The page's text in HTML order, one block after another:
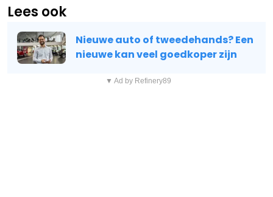
Lees ook
Nieuwe auto of tweedehands? Een
nieuwe kan veel goedkoper zijn
▼ Ad by Refinery89